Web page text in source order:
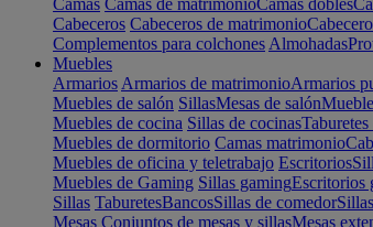
Camas Camas de matrimonioCamas dobles
Cabeceros Cabeceros de matrimonio
Complementos para colchones Almohadas
Muebles
Armarios Armarios de matrimonioArmarios
Muebles de salón SillasMesas de salón
Muebles de cocina Sillas de cocinas
Muebles de dormitorio Camas matrimonio
Muebles de oficina y teletrabajo Escritorios
Muebles de Gaming Sillas gamingEscritorios
Sillas TaburetesBancosSillas de comedor
Mesas Conjuntos de mesas y sillasMesas